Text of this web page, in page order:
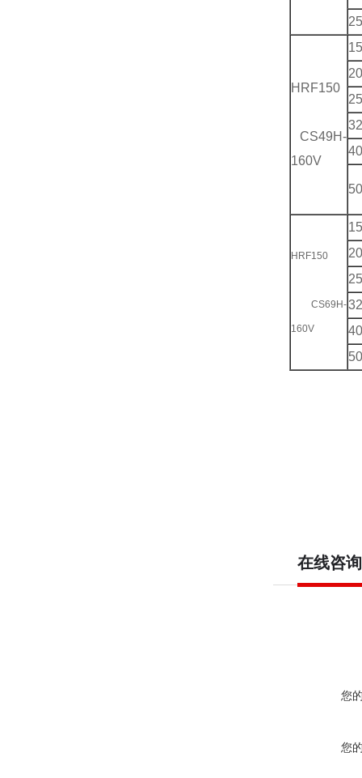
25
HRF150
CS49H-
160V
15
20
25
32
40
50
HRF150
CS69H-
160V
15
20
25
32
40
50
在线咨询
您
您